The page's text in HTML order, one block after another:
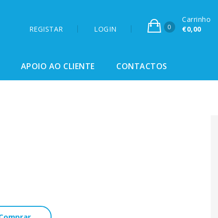
REGISTAR LOGIN 0
Carrinho
€0,00
APOIO AO CLIENTE CONTACTOS